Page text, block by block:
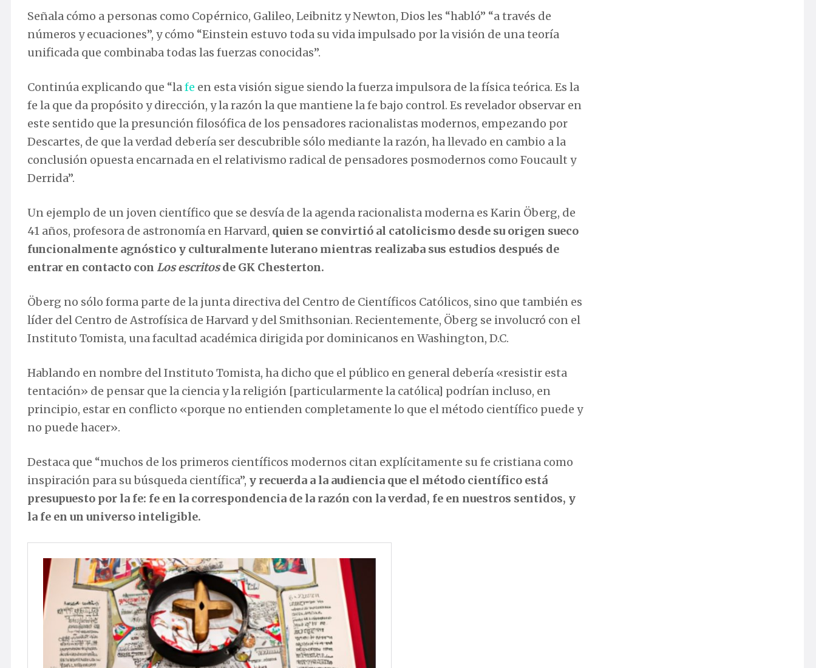
Señala cómo a personas como Copérnico, Galileo, Leibnitz y Newton, Dios les “habló” “a través de
números y ecuaciones”, y cómo “Einstein estuvo toda su vida impulsado por la visión de una teoría
unificada que combinaba todas las fuerzas conocidas”.
Continúa explicando que “lafe en esta visión sigue siendo la fuerza impulsora de la física teórica. Es la
fe la que da propósito y dirección, y la razón la que mantiene la fe bajo control. Es revelador observar en
este sentido que la presunción filosófica de los pensadores racionalistas modernos, empezando por
Descartes, de que la verdad debería ser descubrible sólo mediante la razón, ha llevado en cambio a la
conclusión opuesta encarnada en el relativismo radical de pensadores posmodernos como Foucault y
Derrida”.
Un ejemplo de un joven científico que se desvía de la agenda racionalista moderna es Karin Öberg, de
41 años, profesora de astronomía en Harvard, quien se convirtió al catolicismo desde su origen sueco
funcionalmente agnóstico y culturalmente luterano mientras realizaba sus estudios después de
entrar en contacto con Los escritosde GK Chesterton.
Öberg no sólo forma parte de la junta directiva del Centro de Científicos Católicos, sino que también es
líder del Centro de Astrofísica de Harvard y del Smithsonian. Recientemente, Öberg se involucró con el
Instituto Tomista, una facultad académica dirigida por dominicanos en Washington, D.C.
Hablando en nombre del Instituto Tomista, ha dicho que el público en general debería «resistir esta
tentación» de pensar que la ciencia y la religión [particularmente la católica] podrían incluso, en
principio, estar en conflicto «porque no entienden completamente lo que el método científico puede y
no puede hacer».
Destaca que “muchos de los primeros científicos modernos citan explícitamente su fe cristiana como
inspiración para su búsqueda científica”, y recuerda a la audiencia que el método científico está
presupuesto por la fe: fe en la correspondencia de la razón con la verdad, fe en nuestros sentidos, y
la fe en un universo inteligible.